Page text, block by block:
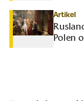
Artikel
Polen